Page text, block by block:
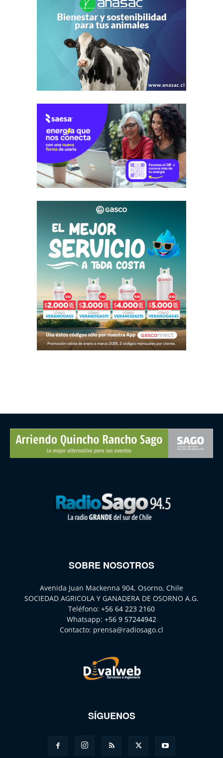
SOBRE NOSOTROS
Avenida Juan Mackenna 904, Osorno, Chile
SOCIEDAD AGRICOLA Y GANADERA DE OSORNO A.G.
Teléfono: +56 64 223 2160
Whatsapp: +56 9 57244942
Contacto: prensa@radiosago.cl
SÍGUENOS